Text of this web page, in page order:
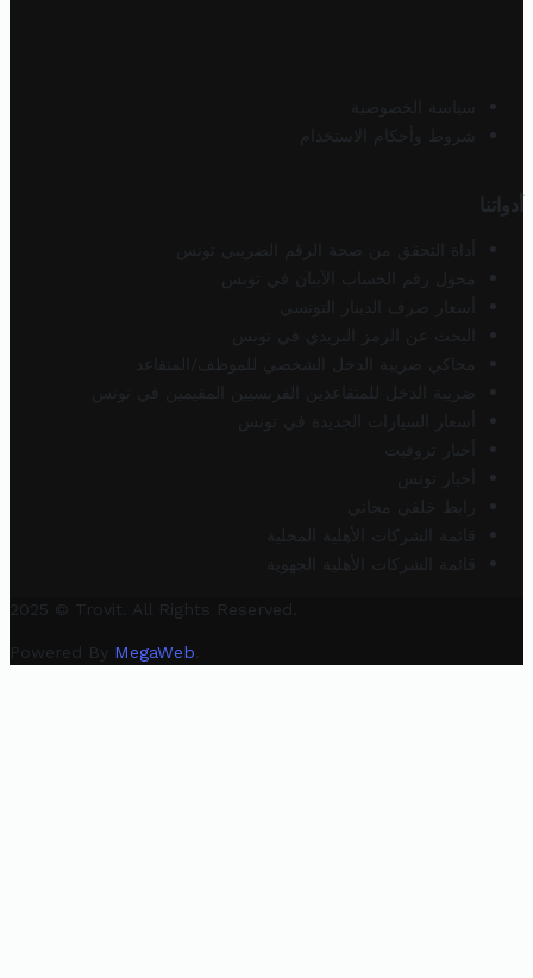
سياسة الخصوصية
شروط وأحكام الاستخدام
أدواتنا
أداة التحقق من صحة الرقم الضريبي تونس
محول رقم الحساب الآيبان في تونس
أسعار صرف الدينار التونسي
البحث عن الرمز البريدي في تونس
محاكي ضريبة الدخل الشخصي للموظف/المتقاعد
ضريبة الدخل للمتقاعدين الفرنسيين المقيمين في تونس
أسعار السيارات الجديدة في تونس
أخبار تروفيت
أخبار تونس
رابط خلفي مجاني
قائمة الشركات الأهلية المحلية
قائمة الشركات الأهلية الجهوية
2025 © Trovit. All Rights Reserved.
Powered By MegaWeb